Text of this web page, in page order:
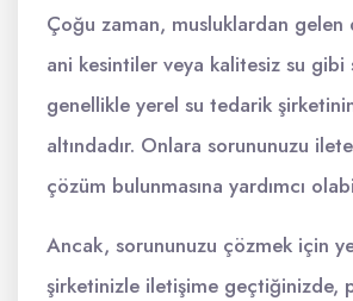
Çoğu zaman, musluklardan gelen
ani kesintiler veya kalitesiz su gibi
genellikle yerel su tedarik
altındadır. Onlara sorununuzu
çözüm bulunmasına yardımcı
Ancak, sorununuzu çözmek için
şirketinizle iletişime geçtiğinizde,